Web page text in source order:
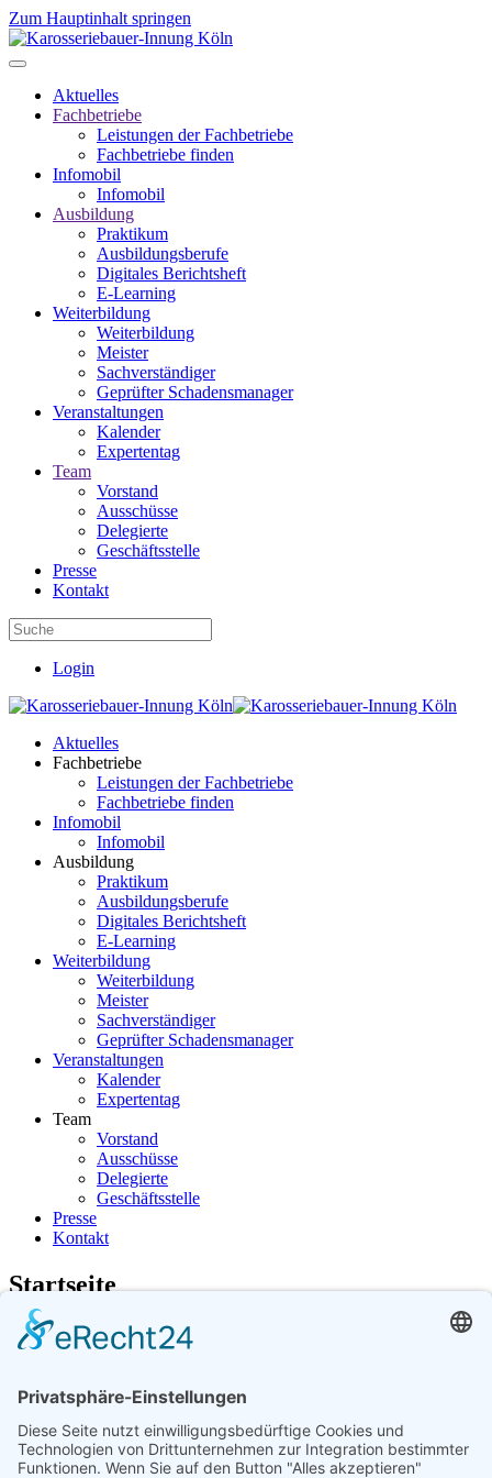
Zum Hauptinhalt springen
Aktuelles
Fachbetriebe
Leistungen der Fachbetriebe
Fachbetriebe finden
Infomobil
Infomobil
Ausbildung
Praktikum
Ausbildungsberufe
Digitales Berichtsheft
E-Learning
Weiterbildung
Weiterbildung
Meister
Sachverständiger
Geprüfter Schadensmanager
Veranstaltungen
Kalender
Expertentag
Team
Vorstand
Ausschüsse
Delegierte
Geschäftsstelle
Presse
Kontakt
Login
Aktuelles
Fachbetriebe
Leistungen der Fachbetriebe
Fachbetriebe finden
Infomobil
Infomobil
Ausbildung
Praktikum
Ausbildungsberufe
Digitales Berichtsheft
E-Learning
Weiterbildung
Weiterbildung
Meister
Sachverständiger
Geprüfter Schadensmanager
Veranstaltungen
Kalender
Expertentag
Team
Vorstand
Ausschüsse
Delegierte
Geschäftsstelle
Presse
Kontakt
Startseite
Vorheriger Tag
Mittwoch, 22. Juli 2026
Es wurden keine Events gefunden
Kontaktieren Sie uns